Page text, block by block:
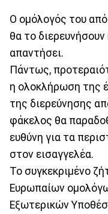
Ο ομόλογός του
θα το
απαντήσει.
Πάντως,
η ολοκλήρωση της
της διερεύνησης
φάκελος θα
ευθύνη για τα
στον εισαγγελέα.
Το συγκεκριμένο
Ευρωπαίων
Εξωτερικών